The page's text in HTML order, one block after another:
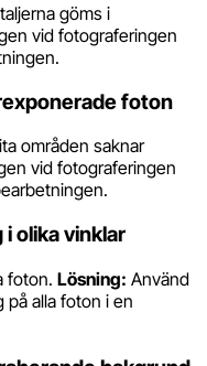
göms i
vid fotograferingen
foton
områden saknar
vid fotograferingen
olika vinklar
foton. Lösning: Använd
på alla foton i en